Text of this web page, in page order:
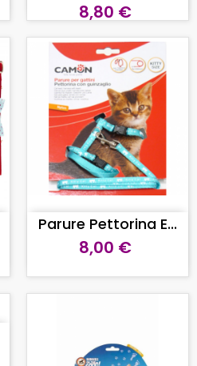
8,80 €
AGGIUNGI AL CARRELLO
Parure Pettorina E...
8,00 €